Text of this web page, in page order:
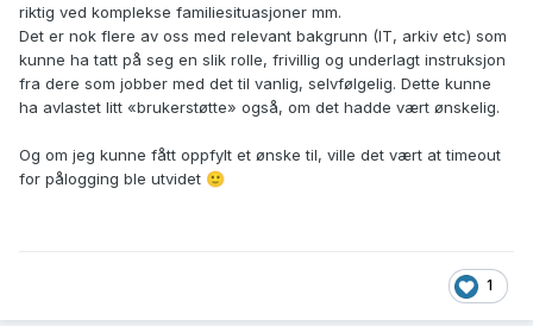
riktig ved komplekse familiesituasjoner mm.
Det er nok flere av oss med relevant bakgrunn (IT, arkiv etc) som
kunne ha tatt på seg en slik rolle, frivillig og underlagt instruksjon
fra dere som jobber med det til vanlig, selvfølgelig. Dette kunne
ha avlastet litt «brukerstøtte» også, om det hadde vært ønskelig.
Og om jeg kunne fått oppfylt et ønske til, ville det vært at timeout
for pålogging ble utvidet 🙂
1